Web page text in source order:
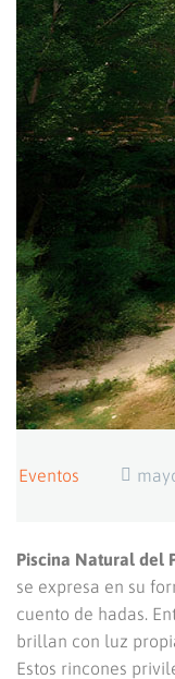
Eventos
Piscina Natural del
se expresa en su
cuento de hadas.
brillan con luz
Estos rincones